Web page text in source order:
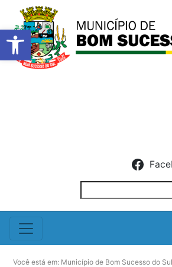
Barra de
Você está em: Município de Bom Sucesso do Sul